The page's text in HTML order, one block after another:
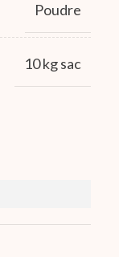
Poudre
10 kg sac